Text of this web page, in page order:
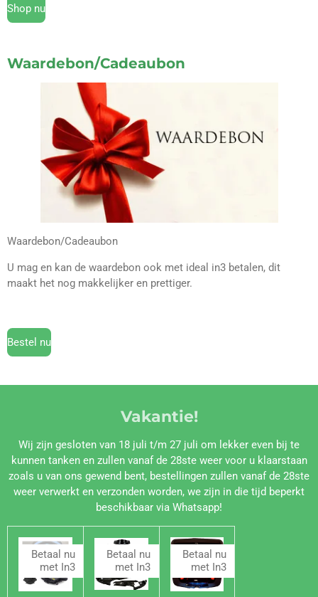
Shop nu
Waardebon/Cadeaubon
Waardebon/Cadeaubon
U mag en kan de waardebon ook met ideal in3 betalen, dit
maakt het nog makkelijker en prettiger.
Bestel nu
Vakantie!
Wij zijn gesloten van 18 juli t/m 27 juli om lekker even bij te
kunnen tanken en zullen vanaf de 28ste weer voor u klaarstaan
zoals u van ons gewend bent, bestellingen zullen vanaf de 28ste
weer verwerkt en verzonden worden, we zijn in die tijd beperkt
beschikbaar via Whatsapp!
Betaal nu
met In3
Betaal nu
met In3
Betaal nu
met In3